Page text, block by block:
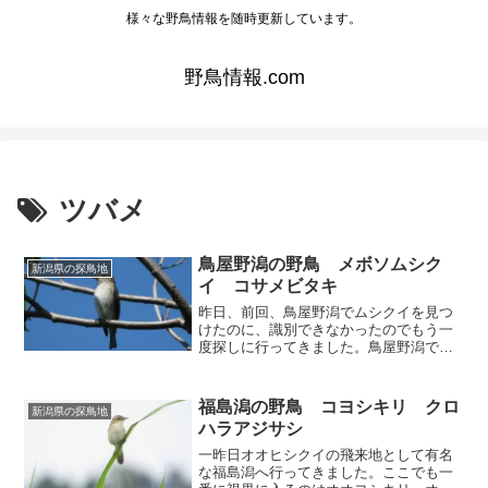
様々な野鳥情報を随時更新しています。
野鳥情報.com
ツバメ
新潟県の探鳥地
鳥屋野潟の野鳥 メボソムシク
イ コサメビタキ
昨日、前回、鳥屋野潟でムシクイを見つ
けたのに、識別できなかったのでもう一
度探しに行ってきました。鳥屋野潟では
カイツブリも見たくなってきました。よ
ほど暑かったのか、キジバ...
新潟県の探鳥地
福島潟の野鳥 コヨシキリ クロ
ハラアジサシ
一昨日オオヒシクイの飛来地として有名
な福島潟へ行ってきました。ここでも一